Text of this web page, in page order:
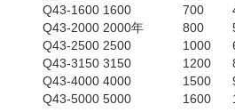
Q43-1600 1600 700
Q43-2000 2000年 800
Q43-2500 2500 1000
Q43-3150 3150 1200
Q43-4000 4000 1500
Q43-5000 5000 1600